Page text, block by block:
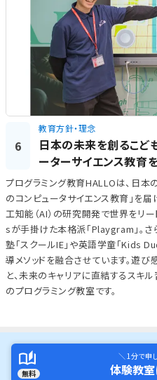
6
教育方針・理念
日本の未来を創るこど
ーターサイエンス教育を
プログラミング教育HALLOは、日本
のコンピュータサイエンス教育」を届
工知能（AI）の研究開発で世界を
sが手掛けた本格派「Playgram」。さ
塾「スクールIE」や英語学童「Kids
導メソッドを融合させています。遊
と、未来のキャリアに直結するスキ
のプログラミング教室です。
無料
＼ 1分で申
体験教